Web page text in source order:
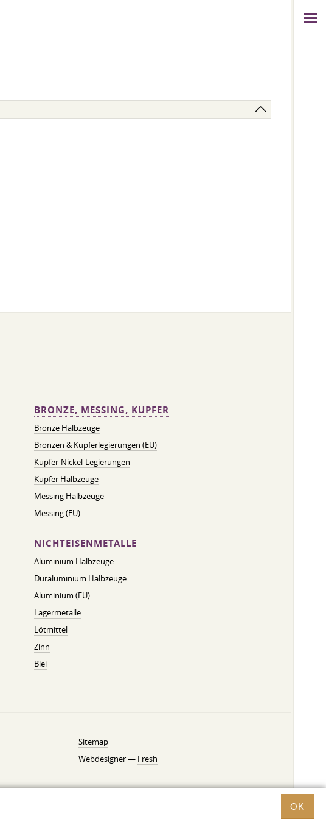
OK
BRONZE, MESSING, KUPFER
Bronze Halbzeuge
Bronzen & Kupferlegierungen (EU)
Kupfer-Nickel-Legierungen
Kupfer Halbzeuge
Messing Halbzeuge
Messing (EU)
NICHTEISENMETALLE
Aluminium Halbzeuge
Duraluminium Halbzeuge
Aluminium (EU)
Lagermetalle
Lötmittel
Zinn
Blei
Sitemap
Webdesigner — Fresh